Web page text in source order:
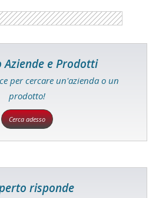
Aziende e Prodotti
per cercare un'azienda o un
prodotto!
Cerca adesso
risponde